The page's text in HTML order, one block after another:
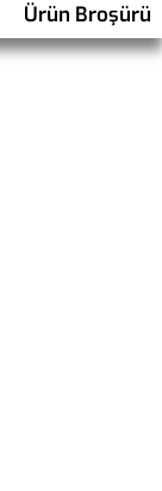
Ürün Broşürü